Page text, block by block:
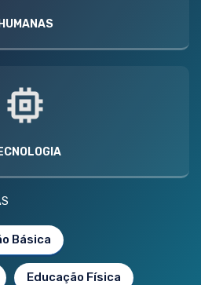
HUMANAS
Básica
Educação Física